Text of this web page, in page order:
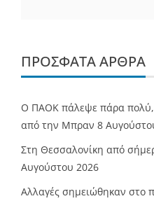
ΠΡΌΣΦΑΤΑ ΆΡΘΡΑ
Ο ΠΑΟΚ πάλεψε πάρα πολύ,
από την Μπραν 8
Στη Θεσσαλονίκη από
Αυγούστου 2026
Αλλαγές σημειώθηκαν στο